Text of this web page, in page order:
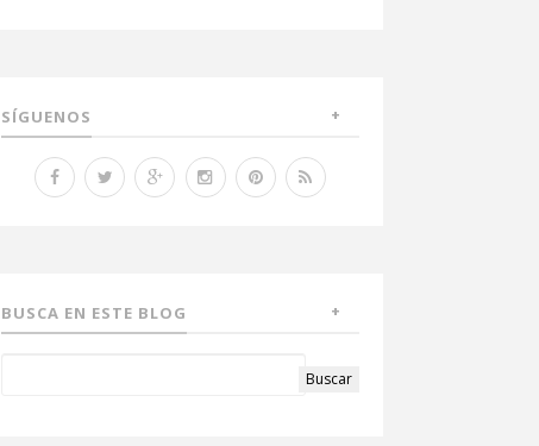
SÍGUENOS
BUSCA EN ESTE BLOG